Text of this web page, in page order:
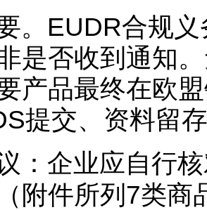
EUDR合规义
是否收到通知
产品最终在欧
提交、资料留
企业应自行核
附件所列7类商